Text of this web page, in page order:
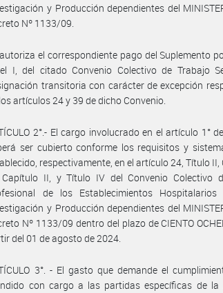
y Producción dependientes del
Nº 1133/09.
el correspondiente pago del Suplemento
I, del citado Convenio Colectivo de Trabajo
transitoria con carácter de excepción
artículos 24 y 39 de dicho Convenio.
2°.- El cargo involucrado en el artículo 1°
ser cubierto conforme los requisitos y
respectivamente, en el artículo 24, Título
II, y Título IV del Convenio Colectivo
de los Establecimientos
y Producción dependientes del
Nº 1133/09 dentro del plazo de CIENTO
del 01 de agosto de 2024.
3°. - El gasto que demande el
con cargo a las partidas específicas de la